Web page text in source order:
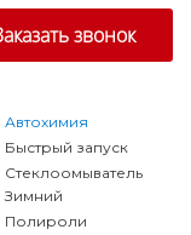
Автохимия
Быстрый запуск
Стеклоомыватель
Зимний
Полироли